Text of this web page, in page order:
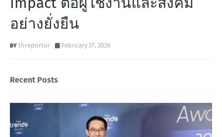
อย่างยั่งยืน
threportor February 27, 2026
Recent Posts